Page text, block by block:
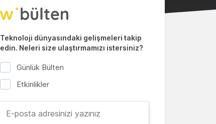
Teknoloji dünyasındaki gelişmeleri takip
edin. Neleri size ulaştırmamızı istersiniz?
Günlük Bülten
Etkinlikler